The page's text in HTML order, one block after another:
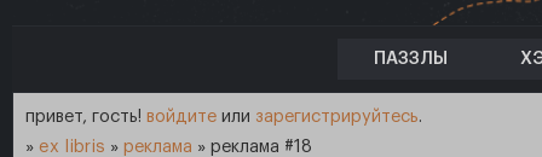
ПАЗЗЛЫ
привет, гость! войдите или зарегистрируйтесь.
» ex libris » реклама » реклама #18